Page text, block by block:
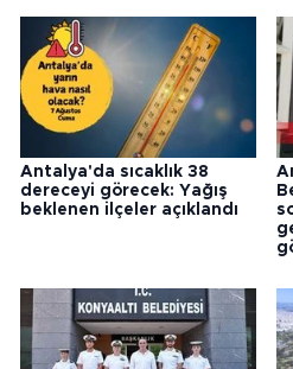
Antalya'da sıcaklık 38
dereceyi görecek: Yağış
beklenen ilçeler açıklandı